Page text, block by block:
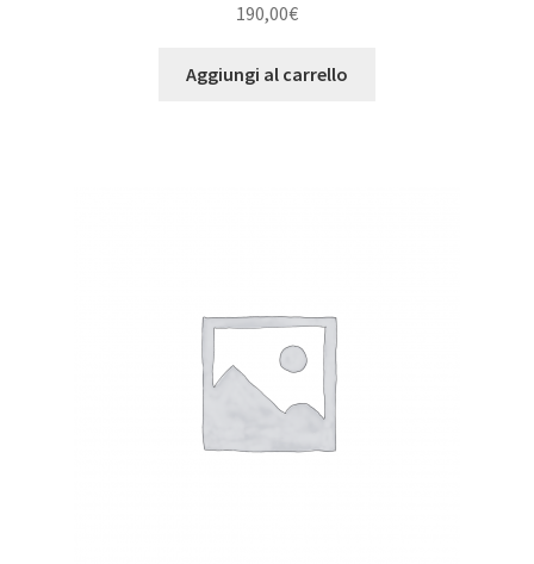
190,00€
Aggiungi al carrello